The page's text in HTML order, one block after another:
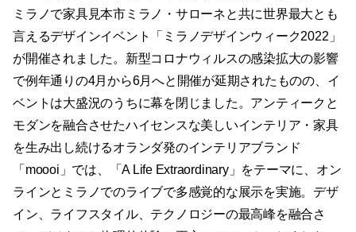
ミラノで家具見本市ミラノ・サローネと共に世界最大とも
言えるデザインイベント「ミラノデザインウィーク2022」
が開催されました。新型コロナウィルスの感染拡大の影響
で例年通りの4月から6月へと開催が延期されたものの、イ
ベントは大盛況のうちに幕を閉じました。アンティークと
モダンを融合させたハイセンスな美しいインテリア・家具
を生み出し続けるオランダ発のインテリアブランド
「moooi」では、「A Life Extraordinary」をテーマに、オン
ラインとミラノでのライブで多感覚的な展示を実施。デザ
イン、ライフスタイル、テクノロジーの最高峰を融合さ